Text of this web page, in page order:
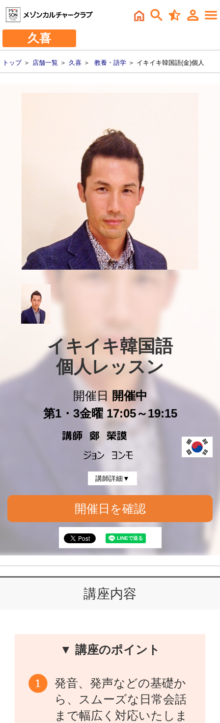
久喜
トップ＞ 店舗一覧 ＞ 久喜 ＞ 教養・語学 ＞ イキイキ韓国語(金)個人
イキイキ韓国語
個人レッスン
開催日
開催中
第1・3金曜 17:05～19:15
講師詳細▼
開催日を確認
講座内容
▼ 講座のポイント
発音、発声などの基礎か
ら、スムーズな日常会話
まで幅広く対応いたしま